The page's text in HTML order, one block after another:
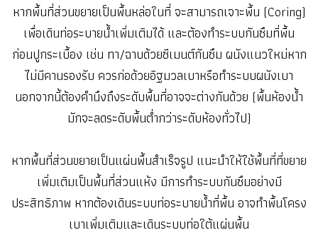
หากพื้นที่ส่วนขยายเป็นพื้นหล่อในที่ จะสามารถเจาะพื้น (Coring)
เพื่อเดินท่อระบายน้ำเพิ่มเติมได้ และต้องทำระบบกันซึมที่พื้น
ก่อนปูกระเบื้อง เช่น ทา/ฉาบด้วยซีเมนต์กันซึม ผนังแนวใหม่หาก
ไม่มีคานรองรับ ควรก่อด้วยอิฐมวลเบาหรือทำระบบผนังเบา
นอกจากนี้ต้องคำนึงถึงระดับพื้นที่อาจจะต่างกันด้วย (พื้นห้องน้ำ
มักจะลดระดับพื้นต่ำกว่าระดับห้องทั่วไป)
หากพื้นที่ส่วนขยายเป็นแผ่นพื้นสำเร็จรูป แนะนำให้ใช้พื้นที่ที่ขยาย
เพิ่มเติมเป็นพื้นที่ส่วนแห้ง มีการทำระบบกันซึมอย่างมี
ประสิทธิภาพ หากต้องเดินระบบท่อระบายน้ำที่พื้น อาจทำพื้นโครง
เบาเพิ่มเติมและเดินระบบท่อใต้แผ่นพื้น